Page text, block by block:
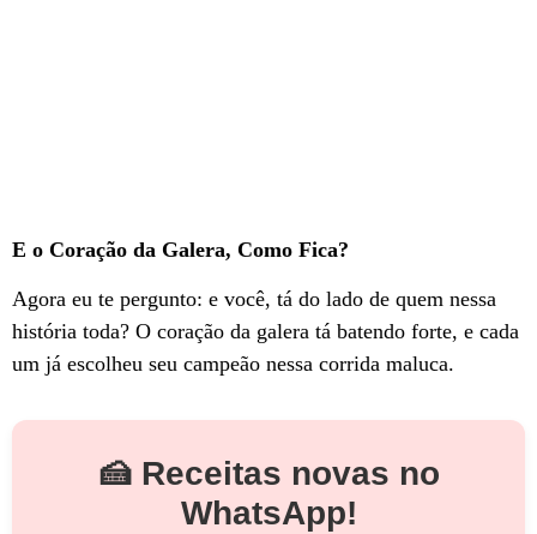
E o Coração da Galera, Como Fica?
Agora eu te pergunto: e você, tá do lado de quem nessa
história toda? O coração da galera tá batendo forte, e cada
um já escolheu seu campeão nessa corrida maluca.
🍰 Receitas novas no
WhatsApp!